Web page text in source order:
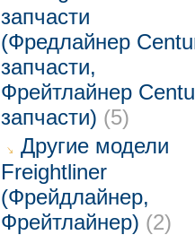
запчасти
(Фредлайнер
запчасти,
Фрейтлайнер
запчасти) (5)
Другие модели
Freightliner
(Фрейдлайнер,
Фрейтлайнер) (2)